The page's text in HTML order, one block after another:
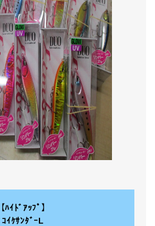
【ﾊｲﾄﾞｱｯﾌﾟ】
ｺｲｹｻﾝﾀﾞｰL